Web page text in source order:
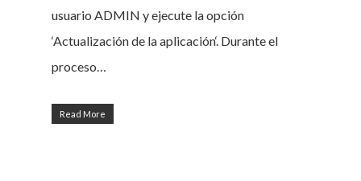
usuario ADMIN y ejecute la opción
‘Actualización de la aplicación‘. Durante el
proceso…
Read More